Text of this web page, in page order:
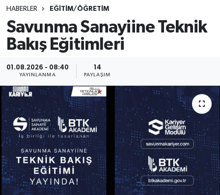
HABERLER EĞİTİM/ÖĞRETİM
Savunma Sanayiine Teknik
Bakış Eğitimleri
01.08.2026 - 08:40
YAYINLANMA
14
PAYLAŞIM
YARIŞMA/ETKİNLİKLER
ANKET
MEVZUAT/KARARLAR